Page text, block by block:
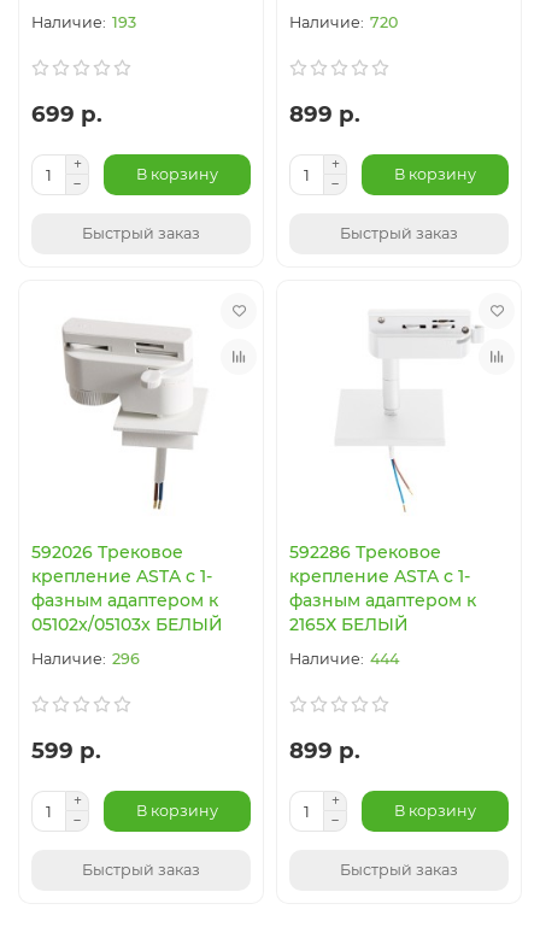
193
699 р.
В корзину
Быстрый заказ
720
899 р.
В корзину
Быстрый заказ
592026 Трековое
крепление ASTA с 1-
фазным адаптером к
05102x/05103x БЕЛЫЙ
296
599 р.
В корзину
Быстрый заказ
592286 Трековое
крепление ASTA с 1-
фазным адаптером к
2165Х БЕЛЫЙ
444
899 р.
В корзину
Быстрый заказ